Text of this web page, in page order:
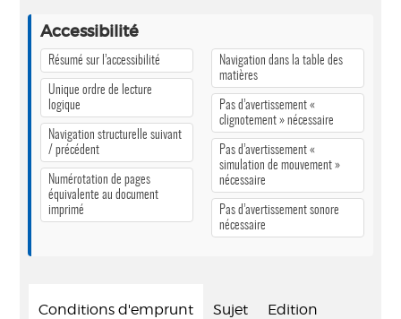
Accessibilité
Résumé sur l’accessibilité
Unique ordre de lecture
logique
Navigation structurelle suivant
/ précédent
Numérotation de pages
équivalente au document
imprimé
Navigation dans la table des
matières
Pas d’avertissement «
clignotement » nécessaire
Pas d’avertissement «
simulation de mouvement »
nécessaire
Pas d’avertissement sonore
nécessaire
Conditions d'emprunt Sujet Edition